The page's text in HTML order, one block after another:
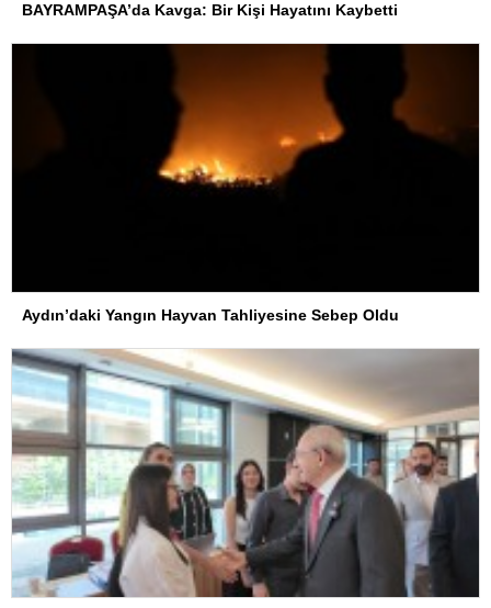
BAYRAMPAŞA’da Kavga: Bir Kişi Hayatını Kaybetti
Aydın’daki Yangın Hayvan Tahliyesine Sebep Oldu